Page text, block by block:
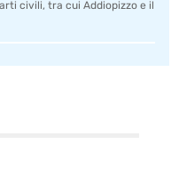
civili, tra cui Addiopizzo e il